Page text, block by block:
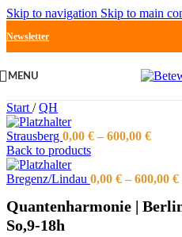
Skip to navigation Skip to main
Newsletter
MENU
Start / QH
Strausberg 0,00 € – 600,00 €
Back to products
Bregenz/Lindau 0,00 € – 600,00 €
Quantenharmonie |
So,9-18h